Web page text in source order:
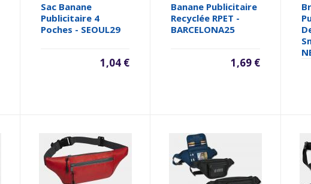
Sac Banane
Publicitaire 4
Poches - SEOUL29
1,04 €
Banane Publicitaire
Recyclée RPET -
BARCELONA25
1,69 €